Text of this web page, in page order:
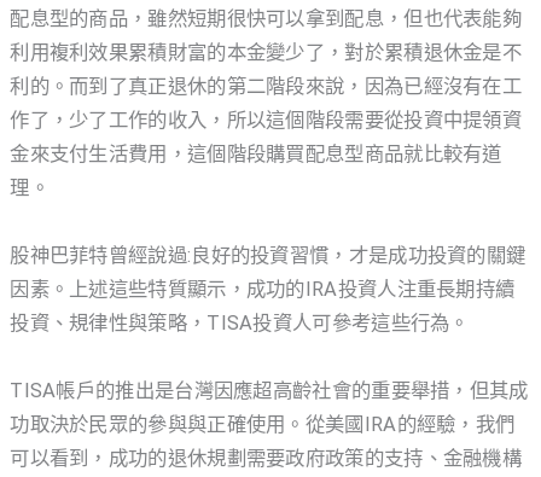
配息型的商品，雖然短期很快可以拿到配息，但也代表能夠
利用複利效果累積財富的本金變少了，對於累積退休金是不
利的。而到了真正退休的第二階段來說，因為已經沒有在工
作了，少了工作的收入，所以這個階段需要從投資中提領資
金來支付生活費用，這個階段購買配息型商品就比較有道
理。
股神巴菲特曾經說過:良好的投資習慣，才是成功投資的關鍵
因素。上述這些特質顯示，成功的IRA投資人注重長期持續
投資、規律性與策略，TISA投資人可參考這些行為。
TISA帳戶的推出是台灣因應超高齡社會的重要舉措，但其成
功取決於民眾的參與與正確使用。從美國IRA的經驗，我們
可以看到，成功的退休規劃需要政府政策的支持、金融機構